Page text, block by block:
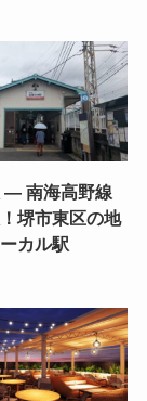
— 南海高野線
堺市東区の地
カル駅